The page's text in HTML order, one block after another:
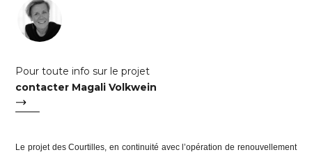
Pour toute info sur le projet
contacter Magali Volkwein
Le projet des Courtilles, en continuité avec l’opération de renouvellement